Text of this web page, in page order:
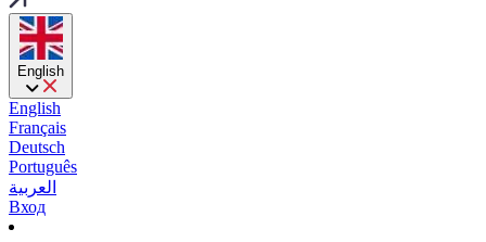
English
English
Français
Deutsch
Português
العربية
Вход